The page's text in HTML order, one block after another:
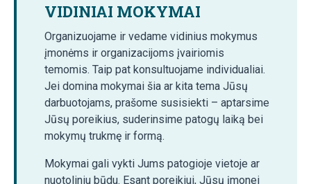
VIDINIAI MOKYMAI
Organizuojame ir vedame vidinius mokymus
įmonėms ir organizacijoms įvairiomis
temomis. Taip pat konsultuojame individualiai.
Jei domina mokymai šia ar kita tema Jūsų
darbuotojams, prašome susisiekti – aptarsime
Jūsų poreikius, suderinsime patogų laiką bei
mokymų trukmę ir formą.
Mokymai gali vykti Jums patogioje vietoje ar
nuotoliniu būdu. Esant poreikiui, Jūsų įmonei